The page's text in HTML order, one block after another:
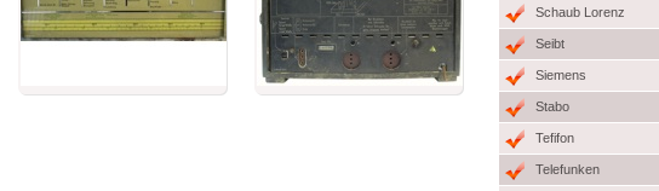
Schaub Lorenz
Seibt
Siemens
Stabo
Tefifon
Telefunken